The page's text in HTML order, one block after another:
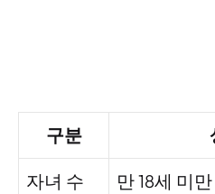
구분
자녀 수 만 18세 미